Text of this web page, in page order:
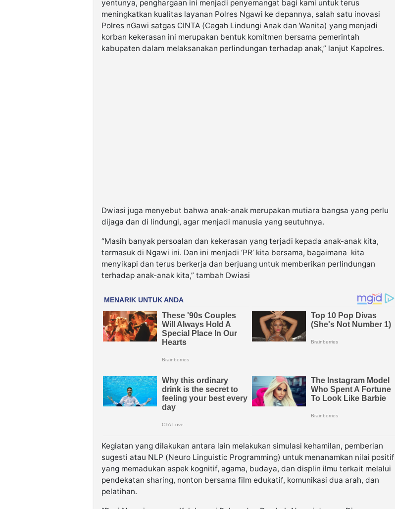
yentunya, penghargaan ini menjadi penyemangat bagi kami untuk terus
meningkatkan kualitas layanan Polres Ngawi ke depannya, salah satu inovasi
Polres nGawi satgas CINTA (Cegah Lindungi Anak dan Wanita) yang menjadi
korban kekerasan ini merupakan bentuk komitmen bersama pemerintah
kabupaten dalam melaksanakan perlindungan terhadap anak,” lanjut Kapolres.
Dwiasi juga menyebut bahwa anak-anak merupakan mutiara bangsa yang perlu
dijaga dan di lindungi, agar menjadi manusia yang seutuhnya.
“Masih banyak persoalan dan kekerasan yang terjadi kepada anak-anak kita,
termasuk di Ngawi ini. Dan ini menjadi ‘PR’ kita bersama, bagaimana kita
menyikapi dan terus berkerja dan berjuang untuk memberikan perlindungan
terhadap anak-anak kita,” tambah Dwiasi
Kegiatan yang dilakukan antara lain melakukan simulasi kehamilan, pemberian
sugesti atau NLP (Neuro Linguistic Programming) untuk menanamkan nilai positif
yang memadukan aspek kognitif, agama, budaya, dan displin ilmu terkait melalui
pendekatan sharing, nonton bersama film edukatif, komunikasi dua arah, dan
pelatihan.